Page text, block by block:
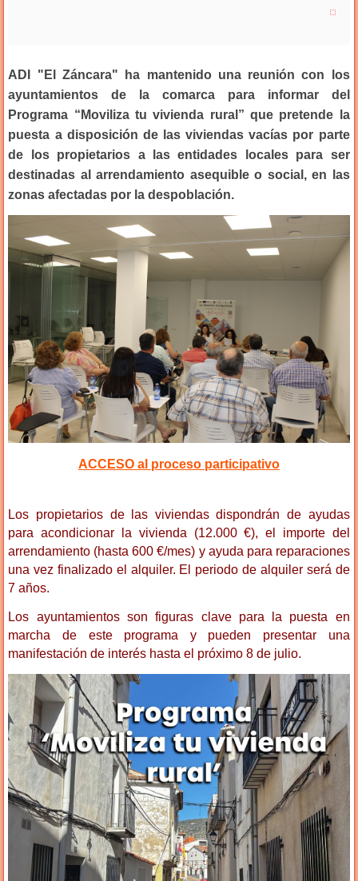
ADI "El Záncara" ha mantenido una reunión con los
ayuntamientos de la comarca para informar del
Programa “Moviliza tu vivienda rural” que pretende la
puesta a disposición de las viviendas vacías por parte
de los propietarios a las entidades locales para ser
destinadas al arrendamiento asequible o social, en las
zonas afectadas por la despoblación.
ACCESO al proceso participativo
Los propietarios de las viviendas dispondrán de ayudas
para acondicionar la vivienda (12.000 €), el importe del
arrendamiento (hasta 600 €/mes) y ayuda para reparaciones
una vez finalizado el alquiler. El periodo de alquiler será de
7 años.
Los ayuntamientos son figuras clave para la puesta en
marcha de este programa y pueden presentar una
manifestación de interés hasta el próximo 8 de julio.